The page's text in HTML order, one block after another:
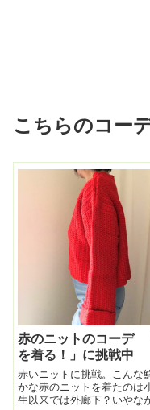
こちらのコー
赤のニットのコーデ
を着る！」に挑戦中
赤いニットに挑戦。こんな
かな赤のニットを着たのは
生以来では外廊下？いやな